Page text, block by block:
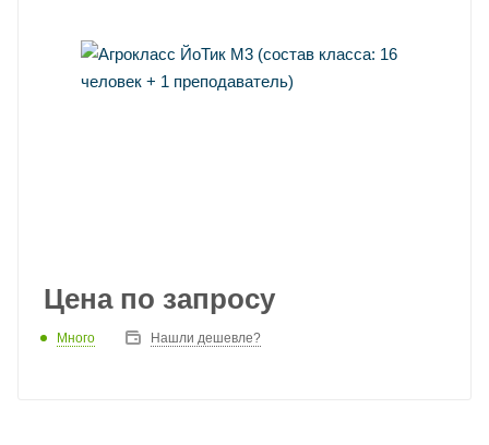
Цена по запросу
Много Нашли дешевле?